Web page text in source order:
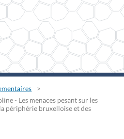
- Les menaces pesant sur les
périphérie bruxelloise et des